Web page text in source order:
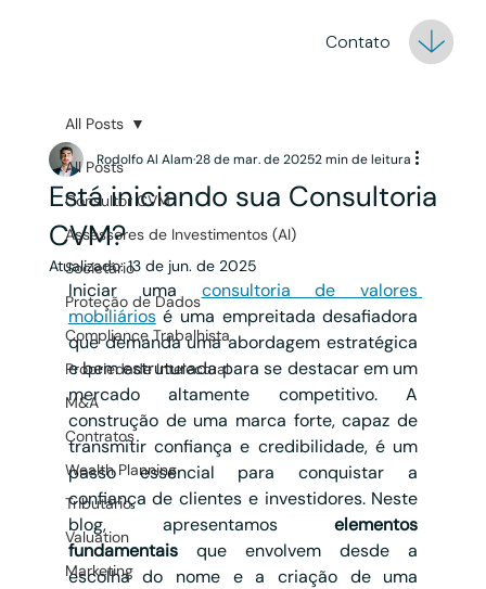
Contato
All Posts
Consultor CVM
Assessores de Investimentos (AI)
Societário
Proteção de Dados
Compliance Trabalhista
Propriedade Intelectual
M&A
Contratos
Wealth Planning
Tributário
Valuation
Marketing
All Posts
Está iniciando sua Consultoria
CVM?
Rodolfo Al Alam28 de mar. de 20252 min de leitura
Atualizado:13 de jun. de 2025
Iniciar uma consultoria de valores
mobiliários é uma empreitada desafiadora
que demanda uma abordagem estratégica
e bem estruturada para se destacar em um
mercado altamente competitivo. A
construção de uma marca forte, capaz de
transmitir confiança e credibilidade, é um
passo essencial para conquistar a
confiança de clientes e investidores. Neste
blog, apresentamos elementos
fundamentais que envolvem desde a
escolha do nome e a criação de uma